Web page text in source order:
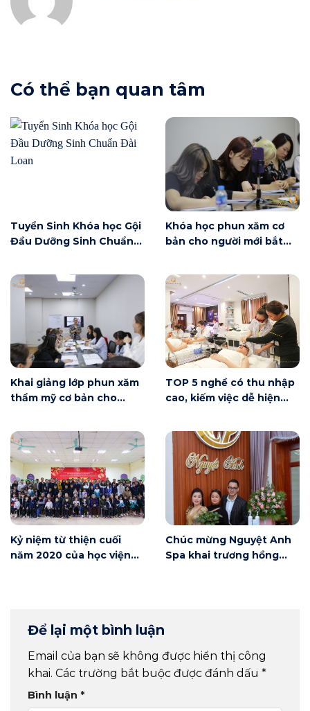
Có thể bạn quan tâm
Tuyển Sinh Khóa học Gội
Đầu Dưỡng Sinh Chuẩn
Khóa học phun xăm cơ
bản cho người mới bắt
Khai giảng lớp phun xăm
thẩm mỹ cơ bản cho
Nội
TOP 5 nghề có thu nhập
cao, kiếm việc dễ hiện
Kỷ niệm từ thiện cuối
năm 2020 của học viện
Chúc mừng Nguyệt Anh
Spa khai trương hồng
Để lại một bình luận
Email của bạn sẽ không được hiển thị công
khai. Các trường bắt buộc được đánh dấu *
Bình luận *